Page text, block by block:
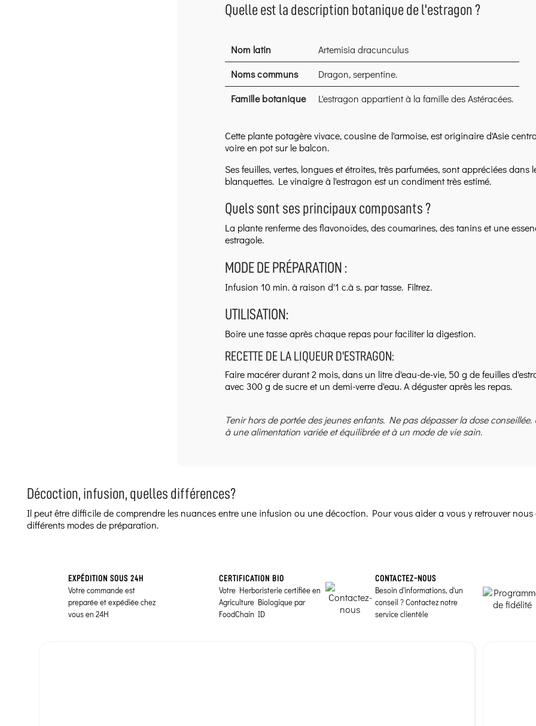
Quelle est la description botanique de l'estragon ?
Nom latin
Artemisia dracunculus
Noms communs
Dragon, serpentine.
Famille botanique
L'estragon appartient à la famille des Astéracées.
Cette plante potagère vivace, cousine de l'armoise, est originaire d'Asie
voire en pot sur le balcon.
Ses feuilles, vertes, longues et étroites, très parfumées, sont appréciées dans
blanquettes. Le vinaigre à l'estragon est un condiment très estimé.
Quels sont ses principaux composants ?
La plante renferme des flavonoïdes, des coumarines, des tanins et une
estragole.
MODE DE PRÉPARATION :
Infusion 10 min. à raison d'1 c.à s. par tasse. Filtrez.
UTILISATION:
Boire une tasse après chaque repas pour faciliter la digestion.
RECETTE DE LA LIQUEUR D'ESTRAGON:
Faire macérer durant 2 mois, dans un litre d'eau-de-vie, 50 g de feuilles
avec 300 g de sucre et un demi-verre d'eau. A déguster après les repas.
Tenir hors de portée des jeunes enfants. Ne pas dépasser la dose
à une alimentation variée et équilibrée et à un mode de vie sain.
Décoction, infusion, quelles différences?
Il peut être difficile de comprendre les nuances entre une infusion ou une décoction. Pour vous aider a vous y retrouver
différents modes de préparation.
EXPÉDITION SOUS 24H
Votre commande est
preparée et expédiée chez
vous en 24H
CERTIFICATION BIO
Votre Herboristerie certifiée en
Agriculture Biologique par
FoodChain ID
CONTACTEZ-NOUS
Besoin d'informations, d'un
conseil ? Contactez notre
service clientèle